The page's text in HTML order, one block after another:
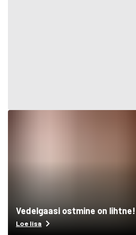
Vedelgaasi ostmine on lihtne!
Loe lisa